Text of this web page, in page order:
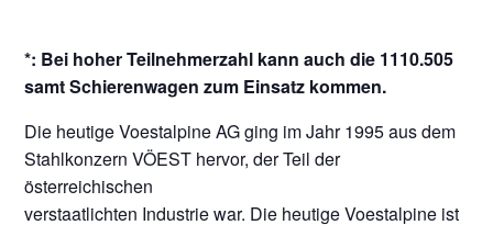
*: Bei hoher Teilnehmerzahl kann auch die 1110.505
samt Schierenwagen zum Einsatz kommen.
Die heutige Voestalpine AG ging im Jahr 1995 aus dem
Stahlkonzern VÖEST hervor, der Teil der
österreichischen
verstaatlichten Industrie war. Die heutige Voestalpine ist